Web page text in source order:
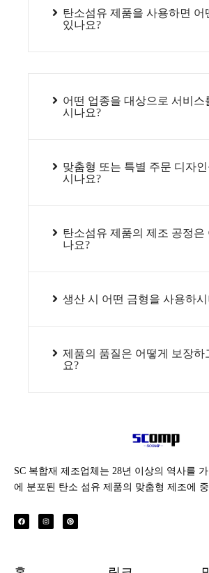
탄소섬유 제품을 사용하면 어
있나요?
어떤 업종을 대상으로 서비스
시나요?
맞춤형 또는 특별 주문 디자
시나요?
탄소섬유 제품의 제조 공정은
나요?
생산 시 어떤 금형을 사용하
제품의 품질은 어떻게 보장하
요?
SC 복합재 제조업체는 28년 이상의 역사를
에 분포된 탄소 섬유 제품의 맞춤형 제조에
페
이
스
인
스
타
핀
터
레